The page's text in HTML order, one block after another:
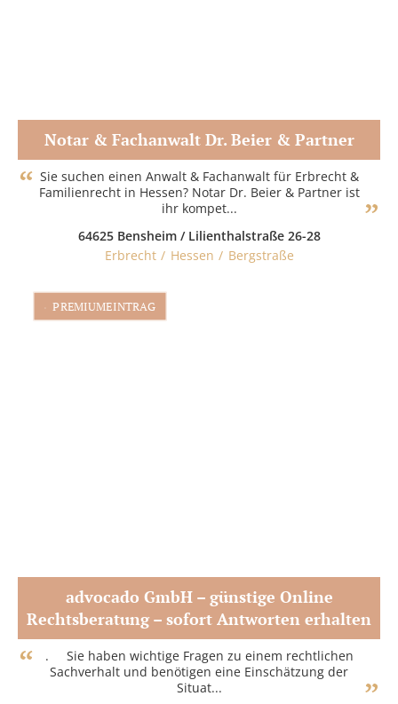
Notar & Fachanwalt Dr. Beier & Partner
Sie suchen einen Anwalt & Fachanwalt für Erbrecht &
Familienrecht in Hessen? Notar Dr. Beier & Partner ist
ihr kompet...
64625 Bensheim / Lilienthalstraße 26-28
Erbrecht
Hessen Bergstraße
PREMIUMEINTRAG
advocado GmbH – günstige Online
Rechtsberatung – sofort Antworten erhalten
. Sie haben wichtige Fragen zu einem rechtlichen
Sachverhalt und benötigen eine Einschätzung der
Situat...